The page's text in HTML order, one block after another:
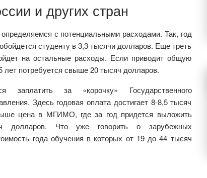
и других стран
с потенциальными расходами. Так, год
студенту в 3,3 тысячи долларов. Еще треть
на остальные расходы. Если приводит общую
лет потребуется свыше 20 тысяч долларов.
заплатить за «корочку» Государственного
Здесь годовая оплата достигает 8-8,5 тысяч
цена в МГИМО, где за год придется выложить
долларов. Что уже говорить о зарубежных
года обучения в которых от 19 до 44 тысяч